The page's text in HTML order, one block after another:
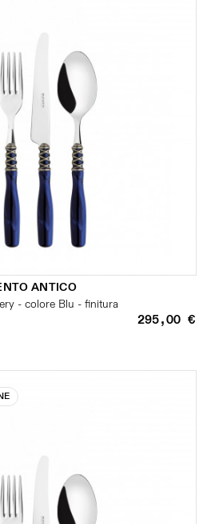
ANTICO
- colore Blu - finitura
295,00 €